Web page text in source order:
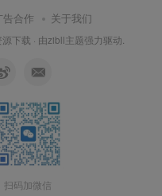
告合作 关于我们
下载 · 由zibll主题强力驱动.
扫码加微信